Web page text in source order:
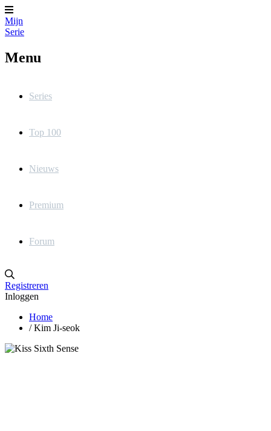
Mijn
Serie
Menu
Series
Top 100
Nieuws
Premium
Forum
Registreren
Inloggen
Home
/ Kim Ji-seok